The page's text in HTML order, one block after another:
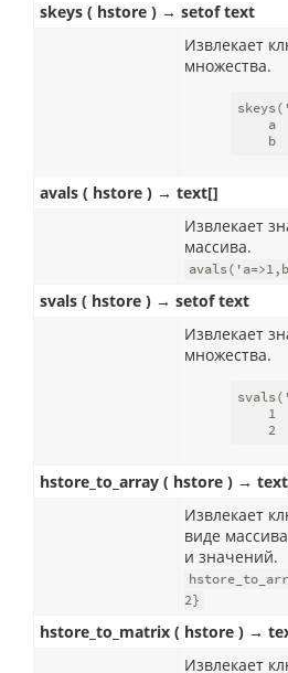
skeys ( hstore ) → setof text
Извлекает
множества.
    a
    b
avals ( hstore ) → text[]
Извлекает
массива.
svals ( hstore ) → setof text
Извлекает
множества.
    1
    2
hstore_to_array ( hstore ) →
Извлекает
виде
и значений.
2}
hstore_to_matrix ( hstore ) →
Извлекает